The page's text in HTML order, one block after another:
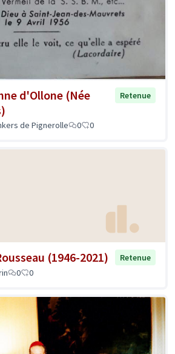
d'Ollone (Née
Retenue
de Pignerolle 0 0
(1946-2021)
Retenue
0 0